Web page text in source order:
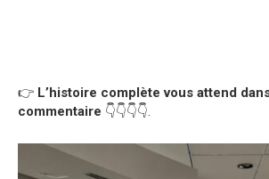
👉 L’histoire complète vous attend
commentaire 👇👇👇👇.